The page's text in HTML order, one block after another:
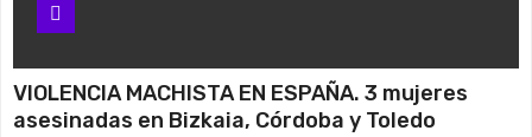
VIOLENCIA MACHISTA EN ESPAÑA. 3 mujeres
asesinadas en Bizkaia, Córdoba y Toledo